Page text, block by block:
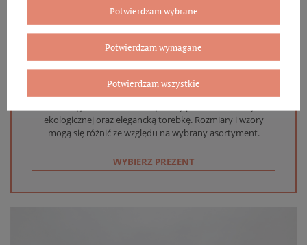
Eleganckie opakowanie gratis
Biżuterię i zegarki zakupione w sklepie internetowym
ekologicznej oraz elegancką torebkę. Rozmiary i wzory
mogą się różnić ze względu na wybrany asortyment.
WYBIERZ PREZENT
Potwierdzam wybrane
Potwierdzam wymagane
Potwierdzam wszystkie